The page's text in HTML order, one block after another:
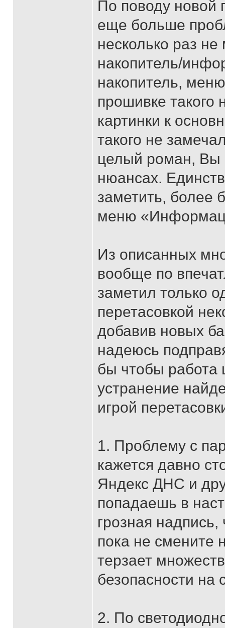
По поводу новой
еще больше
несколько раз
накопитель/
накопитель,
прошивке такого
картинки к
такого не
целый роман, Вы
нюансах.
заметить, более
меню
Из описанных
вообще по
заметил только
перетасовкой
добавив новых
надеюсь
бы чтобы работа
устранение
игрой
1. Проблему с
кажется давно
Яндекс ДНС и
попадаешь в
грозная надпись,
пока не смените
терзает
безопасности
2. По